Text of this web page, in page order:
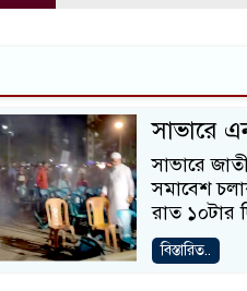
সাভারে
সাভারে
সমাবেশ
রাত ১০টার
বিস্তারিত..